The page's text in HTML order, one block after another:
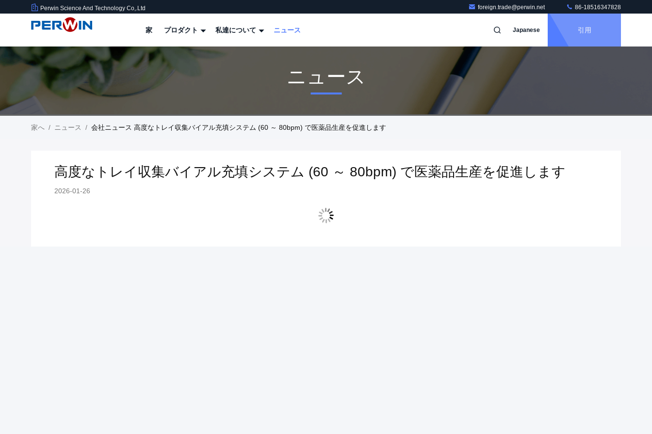
Perwin Science And Technology Co,.Ltd foreign.trade@perwin.net 86-18516347828
家 プロダクト 私達について ニュース Japanese 引用
ニュース
家へ / ニュース / 会社ニュース 高度なトレイ収集バイアル充填システム (60 ～ 80bpm) で医薬品生産を促進します
高度なトレイ収集バイアル充填システム (60 ～ 80bpm) で医薬品生産を促進します
2026-01-26